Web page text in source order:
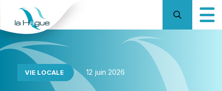
VIE LOCALE 12 juin 2026